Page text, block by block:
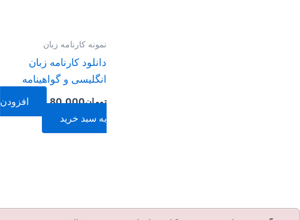
نمونه کارنامه زبان
دانلود کارنامه زبان
انگلیسی و گواهینامه
تومان80.000
افزودن
به سبد خرید